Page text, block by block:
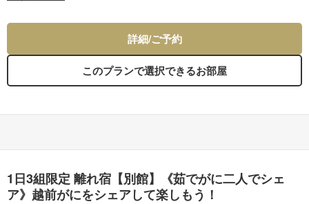
詳細/ご予約
このプランで選択できるお部屋
1日3組限定 離れ宿【別館】《茹でがに二人でシェ
ア》越前がにをシェアして楽しもう！